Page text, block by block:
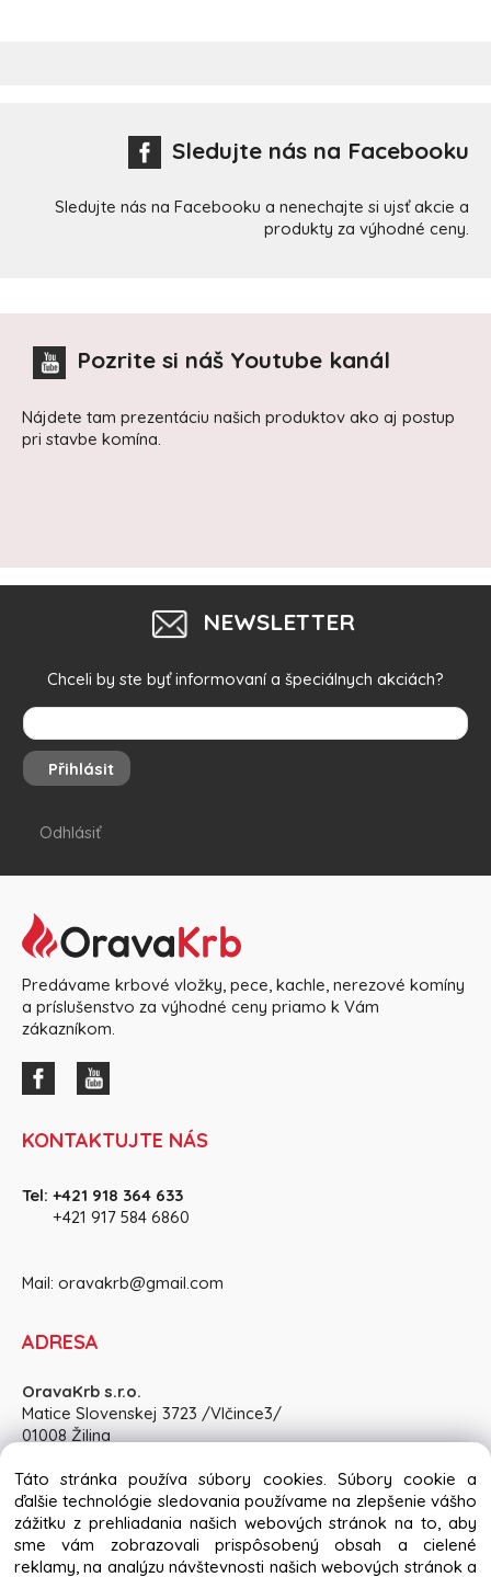
Sledujte nás na Facebooku
Sledujte nás na Facebooku a nenechajte si ujsť akcie a
produkty za výhodné ceny.
Pozrite si náš Youtube kanál
Nájdete tam prezentáciu našich produktov ako aj postup
pri stavbe komína.
NEWSLETTER
Chceli by ste byť informovaní a špeciálnych akciách?
Přihlásit
Odhlásiť
Predávame krbové vložky, pece, kachle, nerezové komíny
a príslušenstvo za výhodné ceny priamo k Vám
zákazníkom.
KONTAKTUJTE NÁS
Tel: +421 918 364 633
+421 917 584 6860
Mail: oravakrb@gmail.com
ADRESA
OravaKrb s.r.o.
Matice Slovenskej 3723 /Vlčince3/
01008 Žilina
Pon-Pia: 8:30 - 15:00, So: po dohode
Táto stránka používa súbory cookies. Súbory cookie a
ďalšie technológie sledovania používame na zlepšenie vášho
zážitku z prehliadania našich webových stránok na to, aby
sme vám zobrazovali prispôsobený obsah a cielené
reklamy, na analýzu návštevnosti našich webových stránok a